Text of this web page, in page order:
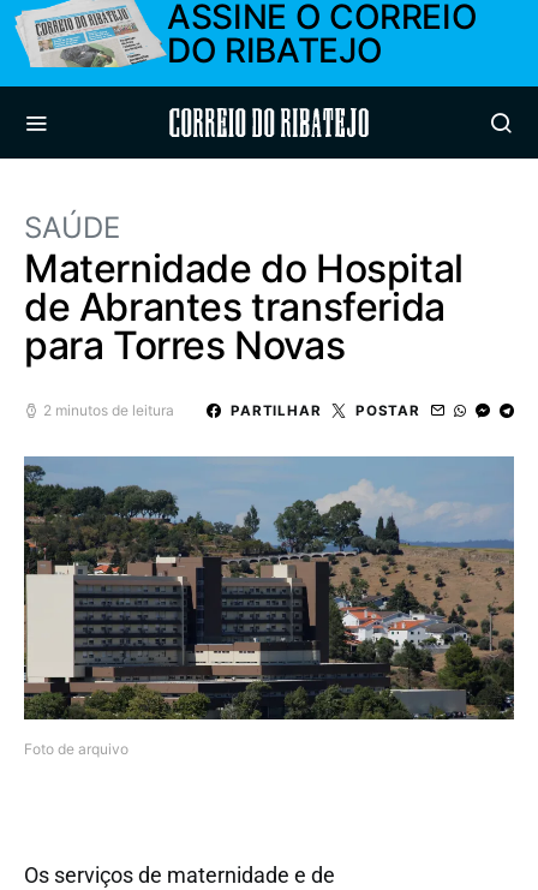
ASSINE O CORREIO
DO RIBATEJO
Correio do Ribatejo
SAÚDE
Maternidade do Hospital
de Abrantes transferida
para Torres Novas
2 minutos de leitura PARTILHAR POSTAR
Foto de arquivo
Os serviços de maternidade e de